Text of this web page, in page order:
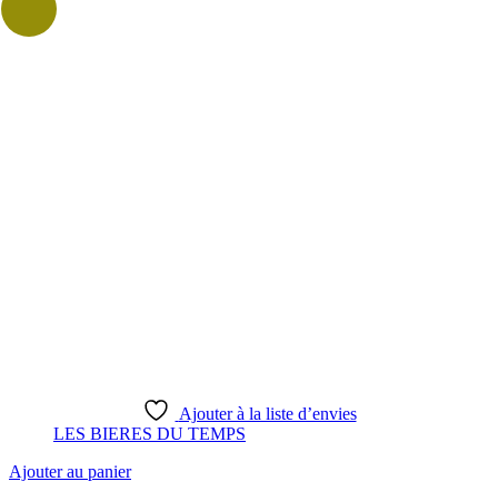
Ajouter à la liste d’envies
LES BIERES DU TEMPS
Ajouter au panier